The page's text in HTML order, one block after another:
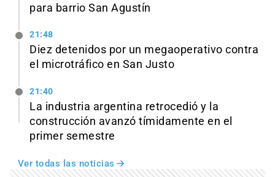
para barrio San Agustín
21:48
Diez detenidos por un megaoperativo contra
el microtráfico en San Justo
21:40
La industria argentina retrocedió y la
construcción avanzó tímidamente en el
primer semestre
Ver todas las noticias